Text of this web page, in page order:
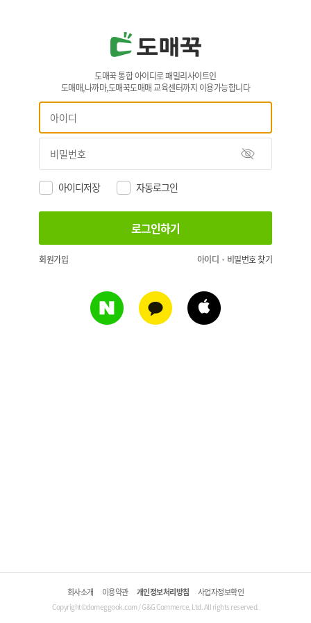
도매꾹 통합 아이디로 패밀리사이트인
도매매,나까마,도매꾹도매매 교육센터까지 이용가능합니다
아이디저장 자동로그인
회원가입 아이디 · 비밀번호 찾기
회사소개 이용약관 개인정보처리방침 사업자정보확인
Copyright©domeggook.com / G&G Commerce, Ltd. All rights reserved.